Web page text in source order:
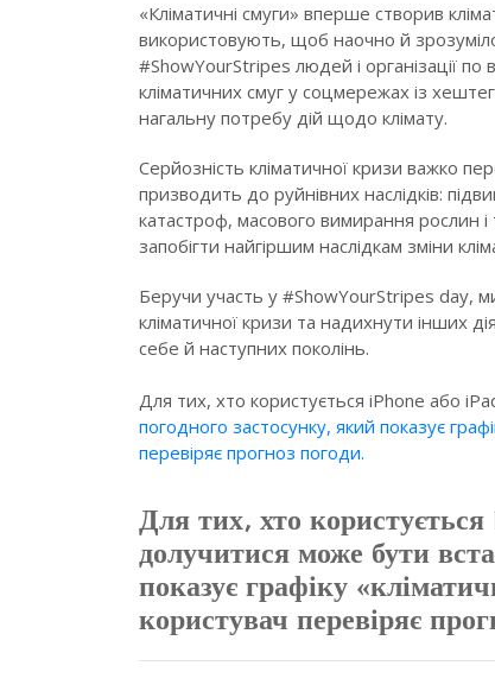
«Кліматичні смуги» вперше створив
використовують, щоб наочно й
#ShowYourStripes людей і організації по
кліматичних смуг у соцмережах із
нагальну потребу дій щодо клімату.
Серйозність кліматичної кризи важко
призводить до руйнівних наслідків:
катастроф, масового вимирання рослин
запобігти найгіршим наслідкам зміни
Беручи участь у #ShowYourStripes day,
кліматичної кризи та надихнути інших
себе й наступних поколінь.
Для тих, хто користується iPhone або
погодного застосунку, який показує
перевіряє прогноз погоди.
Для тих, хто
долучитися може бути
показує графіку
користувач перевіряє